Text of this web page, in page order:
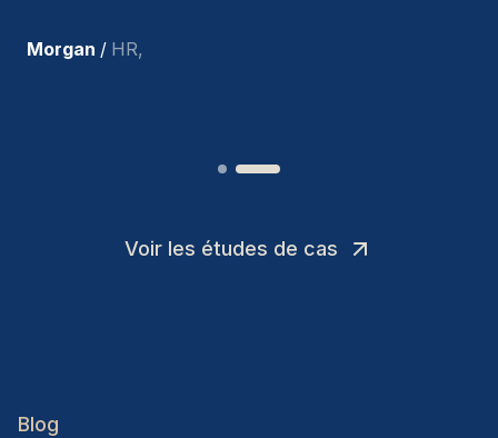
Voir les études de cas
Blog